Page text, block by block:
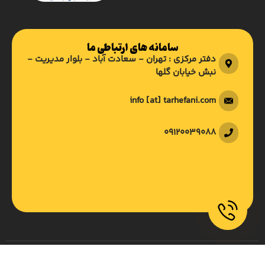
سامانه های ارتباطی ما
دفتر مرکزی : تهران - سعادت آباد - بلوار مدیریت -
نبش خیابان گلها
info [at] tarhefani.com
09120039088